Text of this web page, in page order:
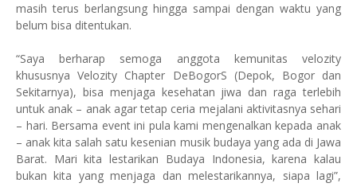
masih terus berlangsung hingga sampai dengan waktu yang
belum bisa ditentukan.
“Saya berharap semoga anggota kemunitas velozity
khususnya Velozity Chapter DeBogorS (Depok, Bogor dan
Sekitarnya), bisa menjaga kesehatan jiwa dan raga terlebih
untuk anak – anak agar tetap ceria mejalani aktivitasnya sehari
– hari. Bersama event ini pula kami mengenalkan kepada anak
– anak kita salah satu kesenian musik budaya yang ada di Jawa
Barat. Mari kita lestarikan Budaya Indonesia, karena kalau
bukan kita yang menjaga dan melestarikannya, siapa lagi”,